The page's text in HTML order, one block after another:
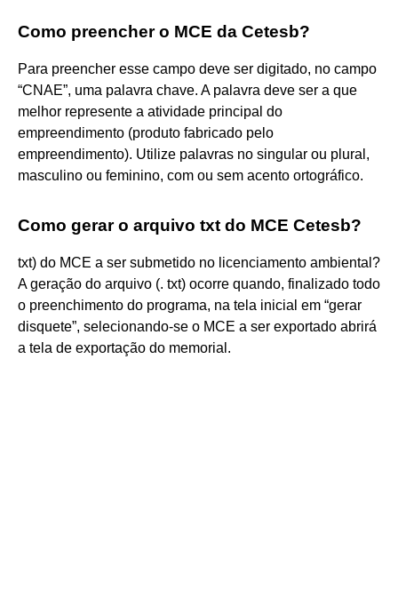
Como preencher o MCE da Cetesb?
Para preencher esse campo deve ser digitado, no campo
“CNAE”, uma palavra chave. A palavra deve ser a que
melhor represente a atividade principal do
empreendimento (produto fabricado pelo
empreendimento). Utilize palavras no singular ou plural,
masculino ou feminino, com ou sem acento ortográfico.
Como gerar o arquivo txt do MCE Cetesb?
txt) do MCE a ser submetido no licenciamento ambiental?
A geração do arquivo (. txt) ocorre quando, finalizado todo
o preenchimento do programa, na tela inicial em “gerar
disquete”, selecionando-se o MCE a ser exportado abrirá
a tela de exportação do memorial.